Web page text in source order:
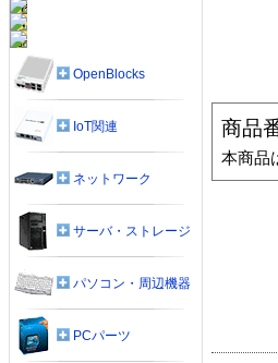
商品
本商品
OpenBlocks
IoT関連
ネットワーク
サーバ・ストレージ
パソコン・周辺機器
PCパーツ